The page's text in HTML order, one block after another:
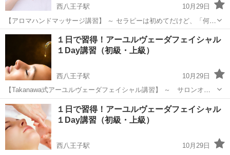
西八王子駅
10月29日
【アロマハンドマッサージ講習】 ～ セラピーは初めてだけど、「何か
家族や大切な人にセラピーをしてあげたいな」と想っている方 ～ 安全
に誰でも簡単にできるセラピー「アロマハンドマッサージ」はアロマ
のプロへ導く入門...
東京 八王子市 西八王子駅 マッサージ
アロマハンドマッサージ
１日で習得！アーユルヴェーダフェイシャル
１Day講習（初級・上級）
西八王子駅
10月29日
【Takanawa式アーユルヴェーダフェイシャル講習】 ～ サロンオー
ナー様必見！よりフェイシャル知識を深めてリピート顧客を増やした
い！ ～ タカナワビューティーセラピストスクール１Dayセミナー
「フェイシャル...
東京 八王子市 西八王子駅 リフトアップ フェイシャル
１日で習得！アーユルヴェーダフェイシャル
１Day講習（初級・上級）
西八王子駅 10月29日